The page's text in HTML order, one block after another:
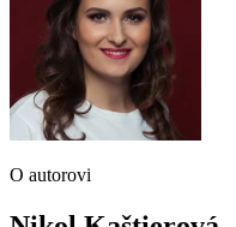
O autorovi